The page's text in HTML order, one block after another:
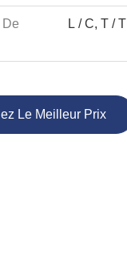
L / C, T / T
Le Meilleur Prix